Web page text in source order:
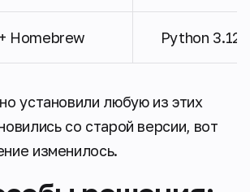
Homebrew Python
установили любую из этих
со старой версии, вот
изменилось.